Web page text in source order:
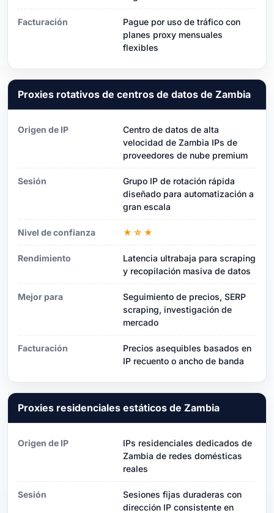
Facturación
Pague por uso de tráfico con
planes proxy mensuales
flexibles
Proxies rotativos de centros de datos de Zambia
Origen de IP
Centro de datos de alta
velocidad de Zambia IPs de
proveedores de nube premium
Sesión
Grupo IP de rotación rápida
diseñado para automatización a
gran escala
Nivel de confianza ★☆★
Rendimiento
Latencia ultrabaja para scraping
y recopilación masiva de datos
Mejor para
Seguimiento de precios, SERP
scraping, investigación de
mercado
Facturación
Precios asequibles basados ​​en
IP recuento o ancho de banda
Proxies residenciales estáticos de Zambia
Origen de IP
IPs residenciales dedicados de
Zambia de redes domésticas
reales
Sesión
Sesiones fijas duraderas con
dirección IP consistente en